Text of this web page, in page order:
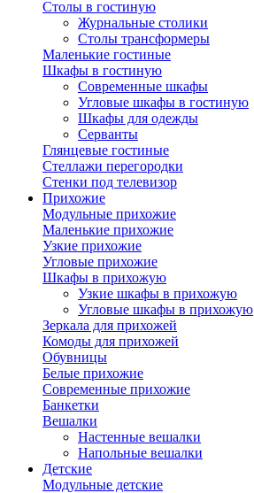
Столы в гостиную
Журнальные столики
Столы трансформеры
Маленькие гостиные
Шкафы в гостиную
Современные шкафы
Угловые шкафы в гостиную
Шкафы для одежды
Серванты
Глянцевые гостиные
Стеллажи перегородки
Стенки под телевизор
Прихожие
Модульные прихожие
Маленькие прихожие
Узкие прихожие
Угловые прихожие
Шкафы в прихожую
Узкие шкафы в прихожую
Угловые шкафы в прихожую
Зеркала для прихожей
Комоды для прихожей
Обувницы
Белые прихожие
Современные прихожие
Банкетки
Вешалки
Настенные вешалки
Напольные вешалки
Детские
Модульные детские